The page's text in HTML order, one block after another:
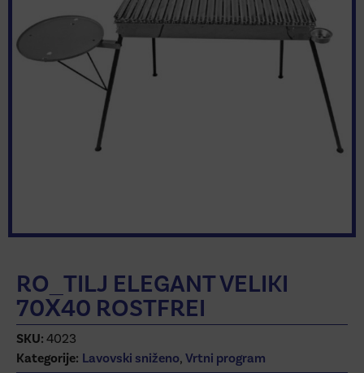
RO_TILJ ELEGANT VELIKI
70X40 ROSTFREI
SKU: 4023
Kategorije: Lavovski sniženo, Vrtni program